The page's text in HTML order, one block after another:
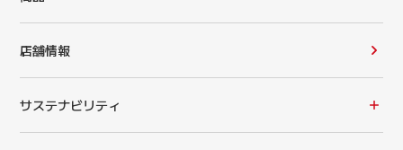
店舗情報
サステナビリティ